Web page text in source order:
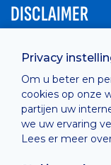
Privacy
Om u beter en
cookies op onze
partijen uw
we uw ervaring
Lees er meer
DISCLAIMER
Privacy Policy
Cashless
Cookie Policy